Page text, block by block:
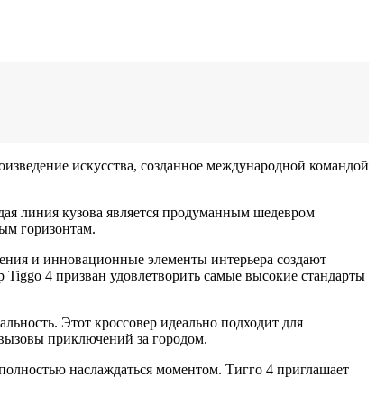
искусства, созданное международной командой
линия кузова является продуманным шедевром
горизонтам.
и инновационные элементы интерьера создают
4 призван удовлетворить самые высокие стандарты
Этот кроссовер идеально подходит для
приключений за городом.
наслаждаться моментом. Тигго 4 приглашает